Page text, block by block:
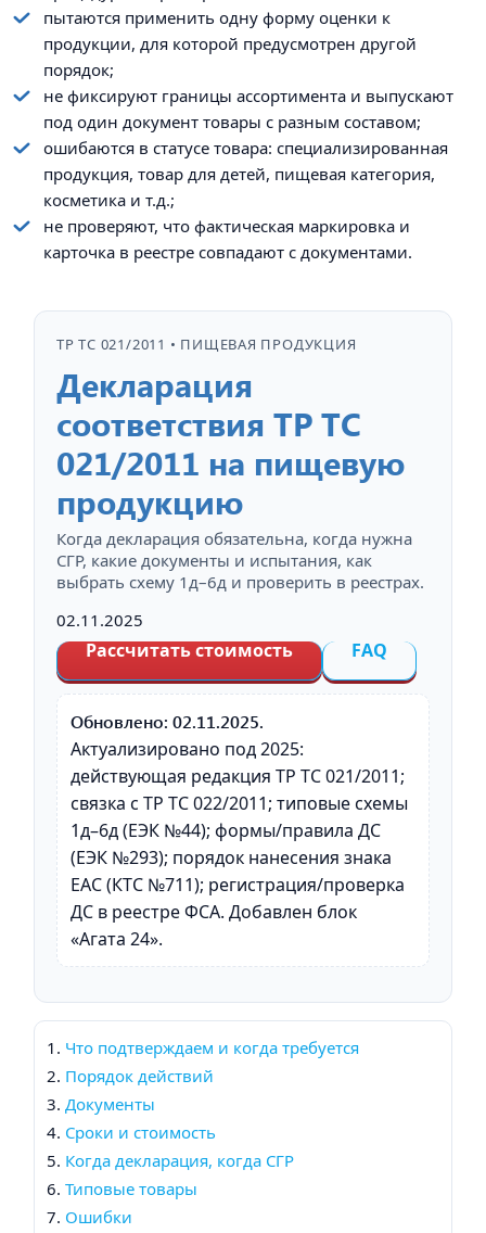
пытаются применить одну форму оценки к
продукции, для которой предусмотрен другой
порядок;
не фиксируют границы ассортимента и выпускают
под один документ товары с разным составом;
ошибаются в статусе товара: специализированная
продукция, товар для детей, пищевая категория,
косметика и т.д.;
не проверяют, что фактическая маркировка и
карточка в реестре совпадают с документами.
ТР ТС 021/2011 • ПИЩЕВАЯ ПРОДУКЦИЯ
Декларация
соответствия ТР ТС
021/2011 на пищевую
продукцию
Когда декларация обязательна, когда нужна
СГР, какие документы и испытания, как
выбрать схему 1д–6д и проверить в реестрах.
02.11.2025
Рассчитать стоимость FAQ
Обновлено: 02.11.2025.
Актуализировано под 2025:
действующая редакция ТР ТС 021/2011;
связка с ТР ТС 022/2011; типовые схемы
1д–6д (ЕЭК №44); формы/правила ДС
(ЕЭК №293); порядок нанесения знака
EAC (КТС №711); регистрация/проверка
ДС в реестре ФСА. Добавлен блок
«Агата 24».
Что подтверждаем и когда требуется
Порядок действий
Документы
Сроки и стоимость
Когда декларация, когда СГР
Типовые товары
Ошибки